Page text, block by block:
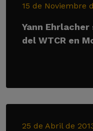
15 de Noviembre
Yann
del WTCR en
25 de Abril de